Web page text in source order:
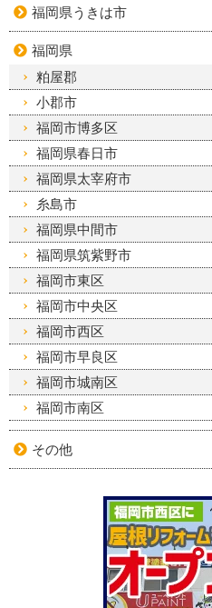
福岡県うきは市
福岡県
粕屋郡
小郡市
福岡市博多区
福岡県春日市
福岡県太宰府市
糸島市
福岡県中間市
福岡県筑紫野市
福岡市東区
福岡市中央区
福岡市西区
福岡市早良区
福岡市城南区
福岡市南区
その他